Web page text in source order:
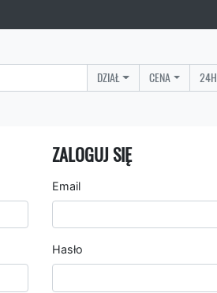
DZIAŁ CENA
ZALOGUJ SIĘ
Email
Hasło